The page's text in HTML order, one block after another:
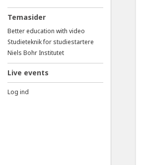
Temasider
Better education with video
Studieteknik for studiestartere
Niels Bohr Institutet
Live events
Log ind